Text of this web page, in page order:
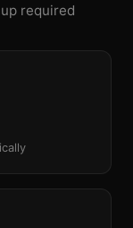
required